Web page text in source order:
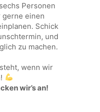
Personen
gerne einen
Schick
und
zu machen.
wenn wir
wir’s an!